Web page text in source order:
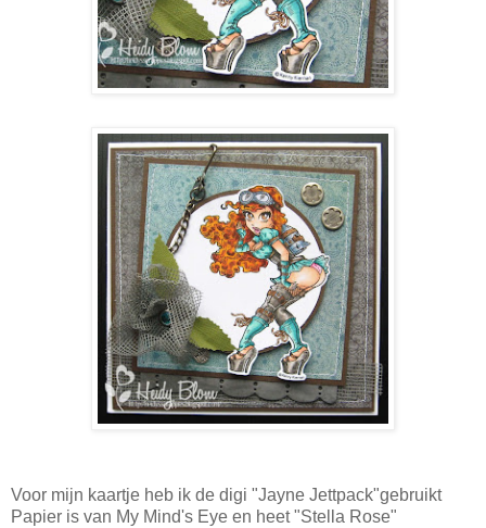
Voor mijn kaartje heb ik de digi "Jayne Jettpack"gebruikt
Papier is van My Mind's Eye en heet "Stella Rose"